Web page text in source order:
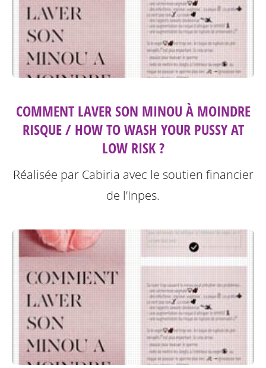
COMMENT LAVER SON MINOU À MOINDRE
RISQUE / HOW TO WASH YOUR PUSSY AT
LOW RISK ?
Réalisée par Cabiria avec le soutien financier
de l’Inpes.